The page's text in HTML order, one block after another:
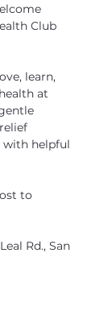
Club
learn,
at
helpful
to
Rd., San